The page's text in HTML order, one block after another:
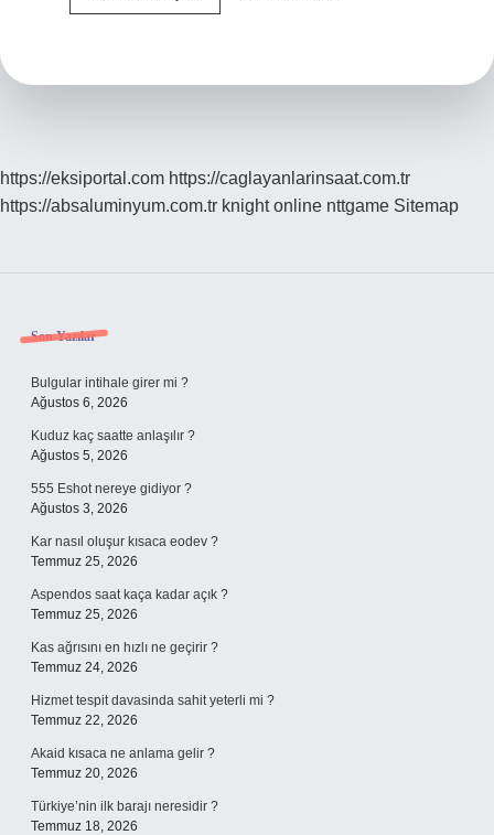
Bir
https://eksiportal.com https://caglayanlarinsaat.com.tr
https://absaluminyum.com.tr knight online nttgame Sitemap
Sidebar
Son Yazılar
Bulgular intihale girer mi ?
Ağustos 6, 2026
Kuduz kaç saatte anlaşılır ?
Ağustos 5, 2026
555 Eshot nereye gidiyor ?
Ağustos 3, 2026
Kar nasıl oluşur kısaca eodev ?
Temmuz 25, 2026
Aspendos saat kaça kadar açık ?
Temmuz 25, 2026
Kas ağrısını en hızlı ne geçirir ?
Temmuz 24, 2026
Hizmet tespit davasinda sahit yeterli mi ?
Temmuz 22, 2026
Akaid kısaca ne anlama gelir ?
Temmuz 20, 2026
Türkiye’nin ilk barajı neresidir ?
Temmuz 18, 2026